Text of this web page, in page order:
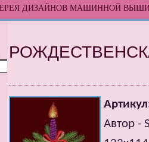
ДИЗАЙНОВ МАШИННОЙ
Автор -